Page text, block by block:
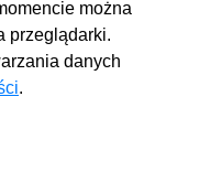
można
przeglądarki.
danych
.